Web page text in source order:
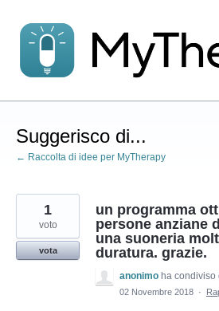
al
contenuto
Suggerisco di...
← Raccolta di idee per MyTherapy
un programma
persone anziane
una suoneria
duratura. grazie.
1
voto
vota
anonimo ha
02 Novembre 2018 ·